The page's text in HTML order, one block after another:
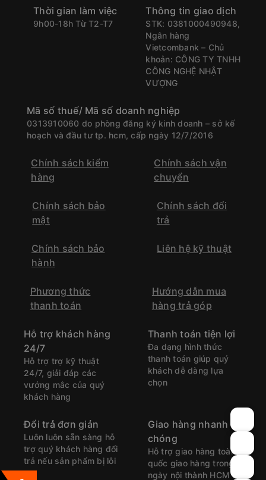
Thời gian làm việc
9h00-18h Từ T2-T7
Thông tin giao dịch
STK: 0381000490948,
Ngân hàng
Vietcombank – Chủ
khoản: CÔNG TY TNHH
CÔNG NGHỆ NHẬT
VƯỢNG
Mã số thuế/ Mã số doanh nghiệp
0313910060 do phòng đăng ký kinh doanh – sở kế
hoạch và đầu tư tp. hcm, cấp ngày 12/7/2016
Chính sách kiểm
hàng
Chính sách vận
chuyển
Chính sách bảo
mật
Chính sách đổi
trả
Chính sách bảo
hành
Liên hệ kỹ thuật
Phương thức
thanh toán
Hướng dẫn mua
hàng trả góp
Hỗ trợ khách hàng
24/7
Hỗ trợ trợ kỹ thuật
24/7, giải đáp các
vướng mắc của quý
khách hàng
Thanh toán tiện lợi
Đa dạng hình thức
thanh toán giúp quý
khách dễ dàng lựa
chọn
Đổi trả đơn giản
Luôn luôn sẵn sàng hỗ
trợ quý khách hàng đổi
trả nếu sản phẩm bị lỗi
Giao hàng nhanh
chóng
Hỗ trợ giao hàng toàn
quốc giao hàng trong
ngày nội thành HCM